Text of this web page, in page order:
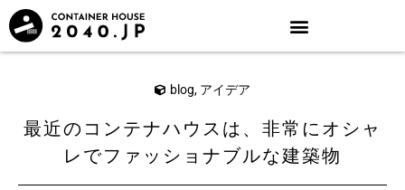
blog, アイデア
最近のコンテナハウスは、非常にオシャ
レでファッショナブルな建築物